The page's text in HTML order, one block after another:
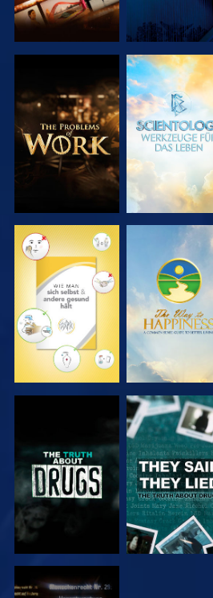
SERIE
ENTDECKEN
SERIE
ENTDECKEN
ANSEHEN ANSEHEN
ANSEHEN